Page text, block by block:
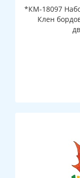
*КМ-18097
Клен